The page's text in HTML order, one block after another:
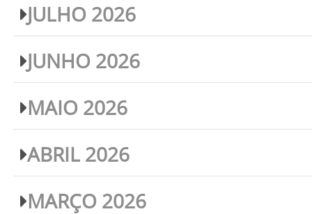
JULHO 2026
JUNHO 2026
MAIO 2026
ABRIL 2026
MARÇO 2026